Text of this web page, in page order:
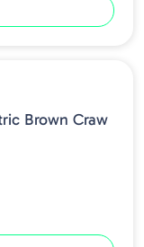
Brown Craw